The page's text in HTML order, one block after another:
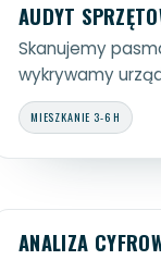
AUDYT
Skanujemy
wykrywamy
MIESZKANIE 3-6 H
ANALIZA